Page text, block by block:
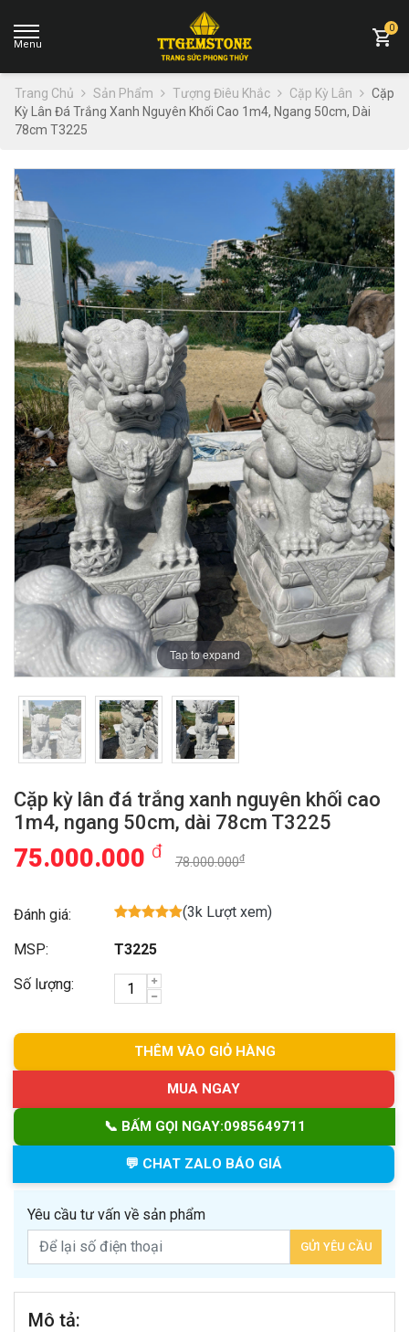
0
Trang Chủ Sản Phẩm Tượng Điêu Khắc Cặp Kỳ Lân
Cặp
Kỳ Lân Đá Trắng Xanh Nguyên Khối Cao 1m4, Ngang 50cm, Dài
78cm T3225
Tap to expand
Cặp kỳ lân đá trắng xanh nguyên khối cao
1m4, ngang 50cm, dài 78cm T3225
75.000.000 đ
78.000.000đ
Đánh giá: (3k Lượt xem)
MSP:
T3225
Số lượng:
THÊM VÀO GIỎ HÀNG
MUA NGAY
📞 BẤM GỌI NGAY:0985649711
💬 CHAT ZALO BÁO GIÁ
Yêu cầu tư vấn về sản phẩm
Mô tả: